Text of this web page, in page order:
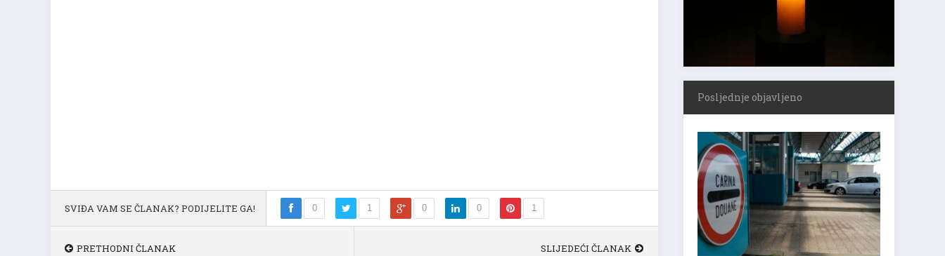
SVIĐA VAM SE ČLANAK? PODIJELITE GA! 0 1 0 0 1
PRETHODNI ČLANAK SLIJEDEĆI ČLANAK
Posljednje objavljeno